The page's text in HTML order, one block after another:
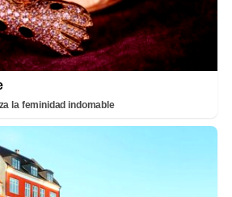
la feminidad indomable